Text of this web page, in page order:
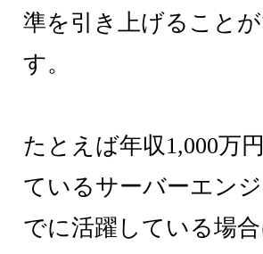
準を引き上げること
す。
たとえば年収1,000万
ているサーバーエン
でに活躍している場